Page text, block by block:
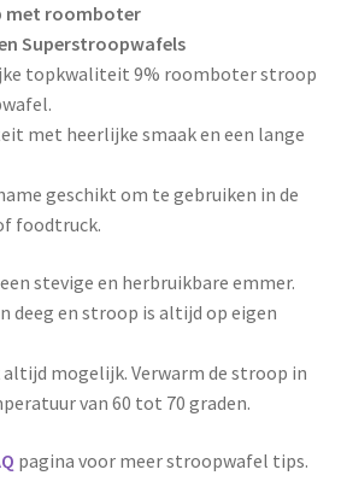
roomboter
Superstroopwafels
topkwaliteit 9% roomboter stroop
met heerlijke smaak en een lange
geschikt om te gebruiken in de
foodtruck.
stevige en herbruikbare emmer.
deeg en stroop is altijd op eigen
mogelijk. Verwarm de stroop in
van 60 tot 70 graden.
pagina voor meer stroopwafel tips.